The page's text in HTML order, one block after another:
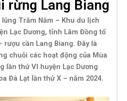
rừng Lang Biang
lũng Trăm Năm – Khu du lịch
Lạc Dương, tỉnh Lâm Đồng tổ
rượu cần Lang Biang. Đây là
chuỗi các hoạt động của Mùa
lần thứ VI huyện Lạc Dương
Đà Lạt lần thứ X – năm 2024.